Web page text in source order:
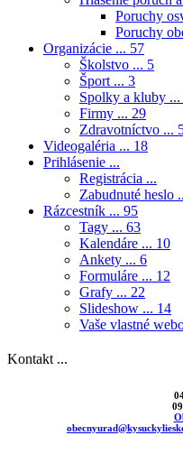
Poruchy
Poruchy
Organizácie ... 57
Školstvo ... 5
Šport ... 3
Spolky a kluby ...
Firmy ... 29
Zdravotníctvo ...
Videogaléria ... 18
Prihlásenie ...
Registrácia ...
Zabudnuté heslo
Rázcestník ... 95
Tagy ... 63
Kalendáre ... 10
Ankety ... 6
Formuláre ... 12
Grafy ... 22
Slideshow ... 14
Vaše vlastné
Kontakt ...